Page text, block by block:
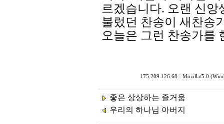
르겠습니다. 오랜 신
불렀던 찬송이 새찬송
오늘은 그런 찬송가를
175.209.126.68 - Mozilla/5.0
좋은 상상하는 즐거움
우리의 하나님 아버지